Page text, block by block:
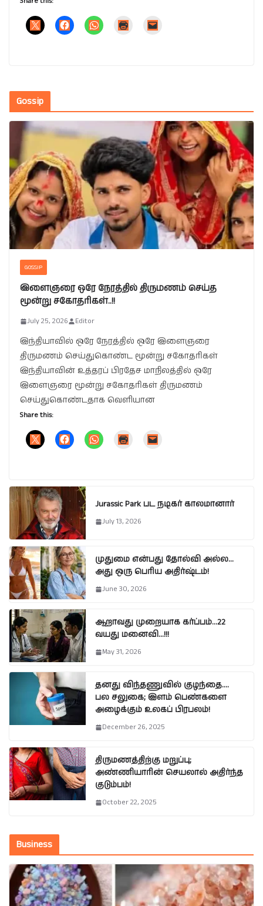
Gossip
GOSSIP
இளைஞரை ஒரே நேரத்தில் திருமணம் செய்த
மூன்று சகோதரிகள்..!!
July 25, 2026 Editor
இந்தியாவில் ஒரே நேரத்தில் ஒரே இளைஞரை
திருமணம் செய்துகொண்ட மூன்று சகோதரிகள்
இந்தியாவின் உத்தரப் பிரதேச மாநிலத்தில் ஒரே
இளைஞரை மூன்று சகோதரிகள் திருமணம்
செய்துகொண்டதாக வெளியான
Share this:
Jurassic Park பட நடிகர் காலமானார்
July 13, 2026
முதுமை என்பது தோல்வி அல்ல…
அது ஒரு பெரிய அதிர்ஷ்டம்!
June 30, 2026
ஆறாவது முறையாக கர்ப்பம்…22
வயது மனைவி…!!!
May 31, 2026
தனது விந்தணுவில் குழந்தை….
பல சலுகை; இளம் பெண்களை
அழைக்கும் உலகப் பிரபலம்!
December 26, 2025
திருமணத்திற்கு மறுப்பு;
அண்ணியாரின் செயலால் அதிர்ந்த
குடும்பம்!
October 22, 2025
Business